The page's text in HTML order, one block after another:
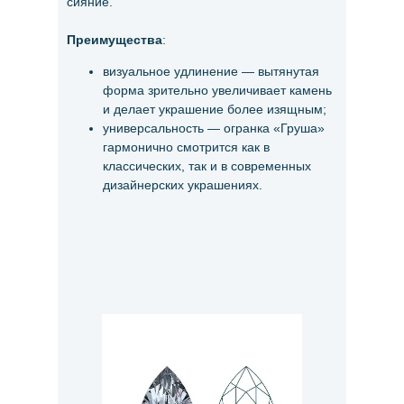
Преимущества:
визуальное удлинение — вытянутая
форма зрительно увеличивает камень
и делает украшение более изящным;
универсальность — огранка «Груша»
гармонично смотрится как в
классических, так и в современных
дизайнерских украшениях.